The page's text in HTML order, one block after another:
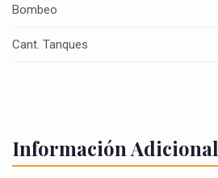
Bombeo
Cant. Tanques
Información Adicional